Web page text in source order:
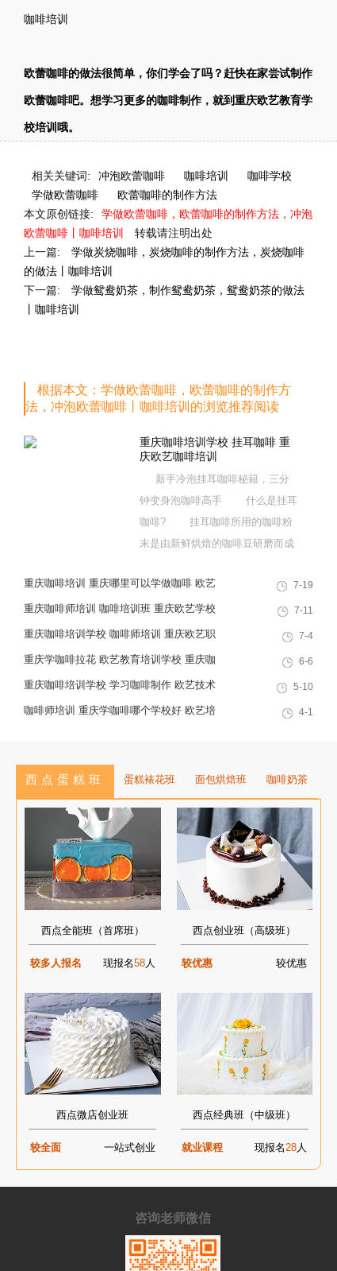
欧蕾咖啡的做法很简单，你们学会了吗？赶快在家尝试制作
欧蕾咖啡吧。想学习更多的咖啡制作，就到重庆欧艺教育学
校培训哦。
相关关键词: 冲泡欧蕾咖啡 咖啡培训
咖啡学校
学做欧蕾咖啡
欧蕾咖啡的制作方法
本文原创链接:
学做欧蕾咖啡，欧蕾咖啡的制作方法，冲泡
欧蕾咖啡丨咖啡培训
转载请注明出处
上一篇:
学做炭烧咖啡，炭烧咖啡的制作方法，炭烧咖啡
的做法丨咖啡培训
下一篇:
学做鸳鸯奶茶，制作鸳鸯奶茶，鸳鸯奶茶的做法
丨咖啡培训
根据本文：学做欧蕾咖啡，欧蕾咖啡的制作方
法，冲泡欧蕾咖啡丨咖啡培训的浏览推荐阅读
重庆咖啡培训学校 挂耳咖啡 重
庆欧艺咖啡培训
新手冷泡挂耳咖啡秘籍，三分
钟变身泡咖啡高手 什么是挂耳
咖啡? 挂耳咖啡所用的咖啡粉
末是由新鲜烘焙的咖啡豆研磨而成
咖啡原有的风味，一般是热萃取。
因为会有咖啡渣，所以，要有
滤袋! 是谁开发明的挂耳呢?
重庆咖啡培训 重庆哪里可以学做咖啡 欧艺
教育培训学校
7-19
重庆咖啡师培训 咖啡培训班 重庆欧艺学校
好不好
7-11
重庆咖啡培训学校 咖啡师培训 重庆欧艺职
业培训学校
7-4
重庆学咖啡拉花 欧艺教育培训学校 重庆咖
啡培训
6-6
重庆咖啡培训学校 学习咖啡制作 欧艺技术
培训
5-10
咖啡师培训 重庆学咖啡哪个学校好 欧艺培
4-1
西点蛋糕班 蛋糕裱花班 面包烘焙班 咖啡奶茶
西点全能班（首席班）
较多人报名 现报名58人
西点创业班（高级班）
较优惠 较优惠
西点微店创业班
较全面 一站式创业
西点经典班（中级班）
就业课程 现报名28人
咨询老师微信